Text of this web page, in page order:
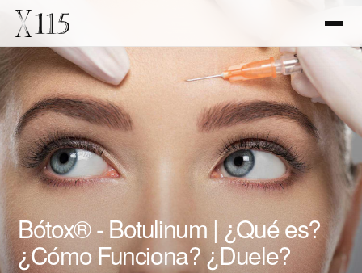
Bótox® - Botulinum | ¿Qué es?
¿Cómo Funciona? ¿Duele?